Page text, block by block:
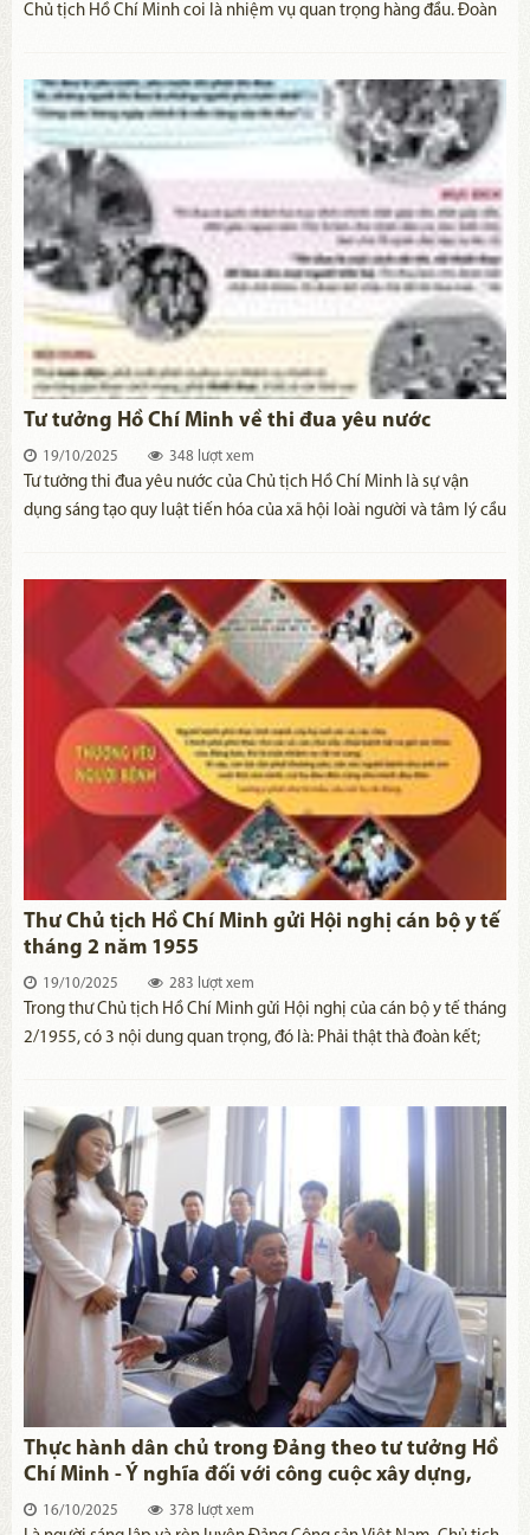
Chủ tịch Hồ Chí Minh coi là nhiệm vụ quan trọng hàng đầu. Đoàn
của cách mạng Việt Nam.
Tư tưởng Hồ Chí Minh về thi đua yêu nước
19/10/2025 348 lượt xem
​Tư tưởng thi đua yêu nước của Chủ tịch Hồ Chí Minh là sự vận
dụng sáng tạo quy luật tiến hóa của xã hội loài người và tâm lý cầu
giặc ngoại xâm và tinh thần lao động cần cù, sáng tạo, vượt mọi
khó khăn để xây dựng đất nước giàu mạnh.
Thư Chủ tịch Hồ Chí Minh gửi Hội nghị cán bộ y tế
tháng 2 năm 1955
19/10/2025 283 lượt xem
​Trong thư Chủ tịch Hồ Chí Minh gửi Hội nghị của cán bộ y tế tháng
2/1955, có 3 nội dung quan trọng, đó là: Phải thật thà đoàn kết;
Thực hành dân chủ trong Đảng theo tư tưởng Hồ
Chí Minh - Ý nghĩa đối với công cuộc xây dựng,
chỉnh đốn Đảng hiện nay
16/10/2025 378 lượt xem